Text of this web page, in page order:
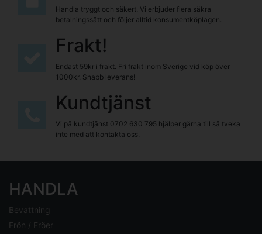
Handla tryggt och säkert. Vi erbjuder flera säkra
betalningssätt och följer alltid konsumentköplagen.
Frakt!
Endast 59kr i frakt. Fri frakt inom Sverige vid köp över
1000kr. Snabb leverans!
Kundtjänst
Vi på kundtjänst 0702 630 795 hjälper gärna till så tveka
inte med att kontakta oss.
HANDLA
Bevattning
Frön / Fröer